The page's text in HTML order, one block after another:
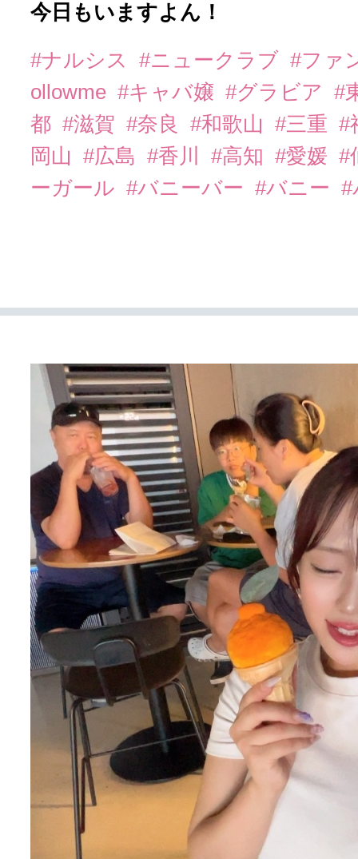
今日もいますよん！
#ナルシス #ニュークラブ #ファ
ollowme #キャバ嬢 #グラビア
#
都 #滋賀 #奈良 #和歌山 #三重 #
岡山
#広島 #香川 #高知 #愛媛 #
ーガール #バニーバー #バニー #